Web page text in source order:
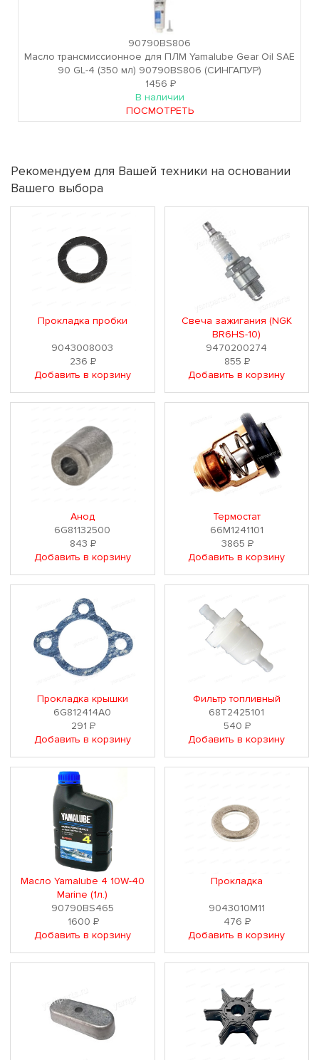
90790BS806
Масло трансмиссионное для ПЛМ Yamalube Gear Oil SAE
90 GL-4 (350 мл) 90790BS806 (СИНГАПУР)
1456 Р
В наличии
ПОСМОТРЕТЬ
Рекомендуем для Вашей техники на основании
Вашего выбора
Прокладка пробки
9043008003
236Р
Добавить в корзину
Свеча зажигания (NGK
BR6HS-10)
9470200274
855Р
Добавить в корзину
Анод
6G81132500
843Р
Добавить в корзину
Термостат
66M1241101
3865 Р
Добавить в корзину
Прокладка крышки
6G812414A0
291 Р
Добавить в корзину
Фильтр топливный
68T2425101
540Р
Добавить в корзину
Масло Yamalube 4 10W-40
Marine (1л.)
90790BS465
1600 Р
Добавить в корзину
Прокладка
9043010M11
476Р
Добавить в корзину